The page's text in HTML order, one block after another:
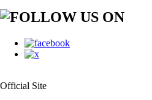
Official Site